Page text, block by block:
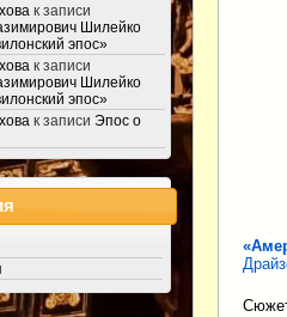
к записи
Шилейко
эпос»
к записи
Шилейко
эпос»
к записи Эпос о